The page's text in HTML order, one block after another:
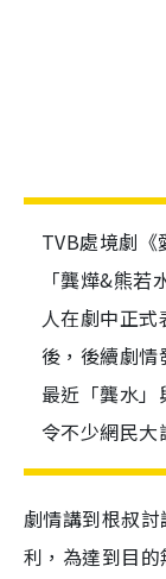
TVB處境劇
「龔燁&熊
人在劇中正
後，後續劇情
最近「龔水」
令不少網民大
劇情講到根叔
利，為達到目